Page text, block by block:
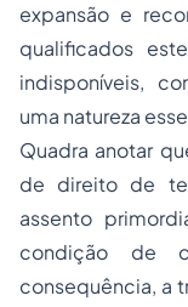
expansão e
qualificados
indisponíveis,
uma natureza
Quadra anotar
de direito de
assento
condição de
consequência, a